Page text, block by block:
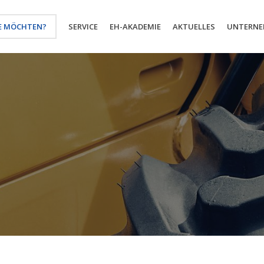
MÖCHTEN? SERVICE EH-AKADEMIE AKTUELLES